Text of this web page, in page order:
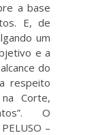
a base
E, de
um
e a
do
respeito
Corte,
O
–